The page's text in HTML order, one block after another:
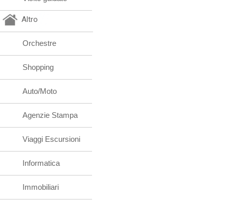
Altro
Orchestre
Shopping
Auto/Moto
Agenzie Stampa
Viaggi Escursioni
Informatica
Immobiliari